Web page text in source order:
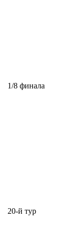
1/8 финала
20-й тур